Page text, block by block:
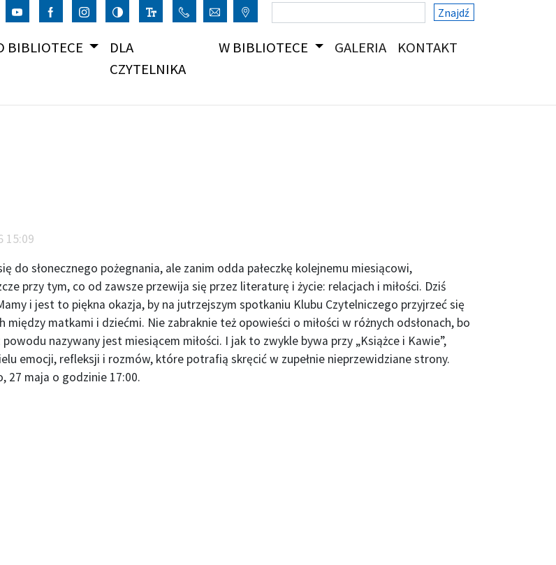
Znajdź
BIBLIOTECE
DLA
CZYTELNIKA
W BIBLIOTECE GALERIA(CURRENT)
KONTAKT
15:09
do słonecznego pożegnania, ale zanim odda pałeczkę kolejnemu miesiącowi,
przy tym, co od zawsze przewija się przez literaturę i życie: relacjach i miłości. Dziś
i jest to piękna okazja, by na jutrzejszym spotkaniu Klubu Czytelniczego przyjrzeć się
między matkami i dziećmi. Nie zabraknie też opowieści o miłości w różnych odsłonach, bo
nazywany jest miesiącem miłości. I jak to zwykle bywa przy „Książce i Kawie”,
emocji, refleksji i rozmów, które potrafią skręcić w zupełnie nieprzewidziane strony.
27 maja o godzinie 17:00.